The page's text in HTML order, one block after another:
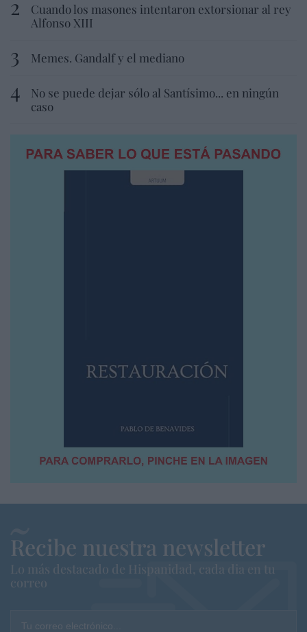
Cuando los masones intentaron extorsionar al rey
Alfonso XIII
Memes. Gandalf y el mediano
No se puede dejar sólo al Santísimo... en ningún
caso
Recibe nuestra newsletter
Lo más destacado de Hispanidad, cada dia en tu
correo
Tu correo electrónico...